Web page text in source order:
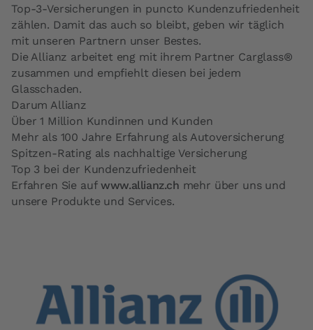
Top-3-Versicherungen in puncto Kundenzufriedenheit
zählen. Damit das auch so bleibt, geben wir täglich
mit unseren Partnern unser Bestes.
Die Allianz arbeitet eng mit ihrem Partner Carglass®
zusammen und empfiehlt diesen bei jedem
Glasschaden.
Darum Allianz
Über 1 Million Kundinnen und Kunden
Mehr als 100 Jahre Erfahrung als Autoversicherung
Spitzen-Rating als nachhaltige Versicherung
Top 3 bei der Kundenzufriedenheit
Erfahren Sie aufwww.allianz.ch mehr über uns und
unsere Produkte und Services.